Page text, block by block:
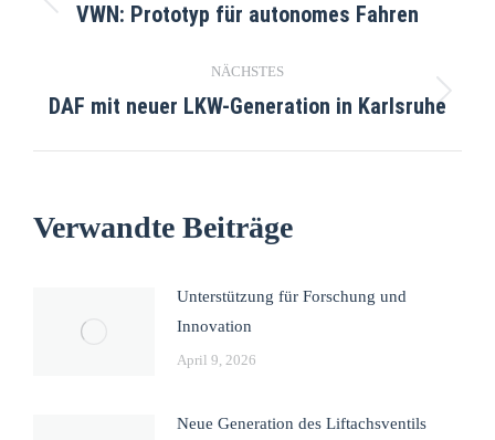
VWN: Prototyp für autonomes Fahren
NÄCHSTES
DAF mit neuer LKW-Generation in Karlsruhe
Verwandte Beiträge
Unterstützung für Forschung und
Innovation
April 9, 2026
Neue Generation des Liftachsventils